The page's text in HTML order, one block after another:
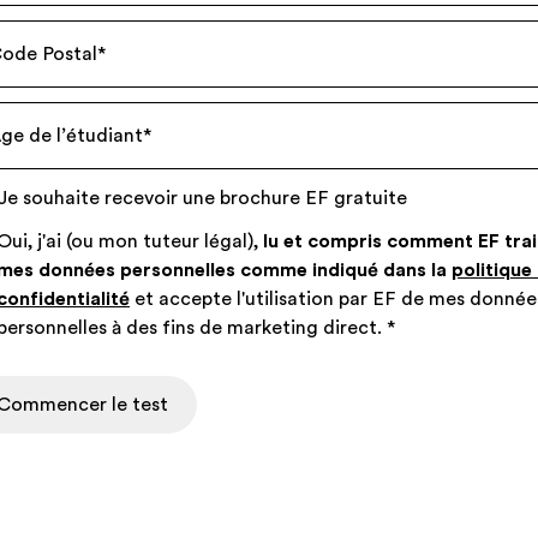
Postal *
de l’étudiant*
souhaite recevoir une brochure EF gratuite
j'ai (ou mon tuteur légal), lu et compris comment EF
données personnelles comme indiqué dans la politique
et accepte l'utilisation par EF de mes
à des fins de marketing direct. *
le test